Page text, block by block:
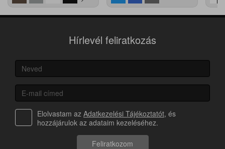
Hírlevél feliratkozás
Elolvastam az Adatkezelési Tájékoztatót, és
hozzájárulok az adataim kezeléséhez.
Feliratkozom